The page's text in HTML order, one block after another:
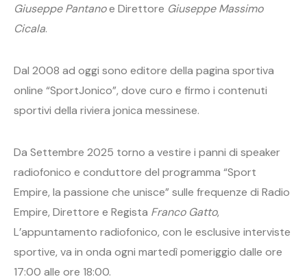
Giuseppe Pantanoe Direttore Giuseppe Massimo
Cicala.
Dal 2008 ad oggi sono editore della pagina sportiva
online “SportJonico”, dove curo e firmo i contenuti
sportivi della riviera jonica messinese.
Da Settembre 2025 torno a vestire i panni di speaker
radiofonico e conduttore del programma “Sport
Empire, la passione che unisce” sulle frequenze di Radio
Empire, Direttore e Regista Franco Gatto,
L’appuntamento radiofonico, con le esclusive interviste
sportive, va in onda ogni martedì pomeriggio dalle ore
17:00 alle ore 18:00.